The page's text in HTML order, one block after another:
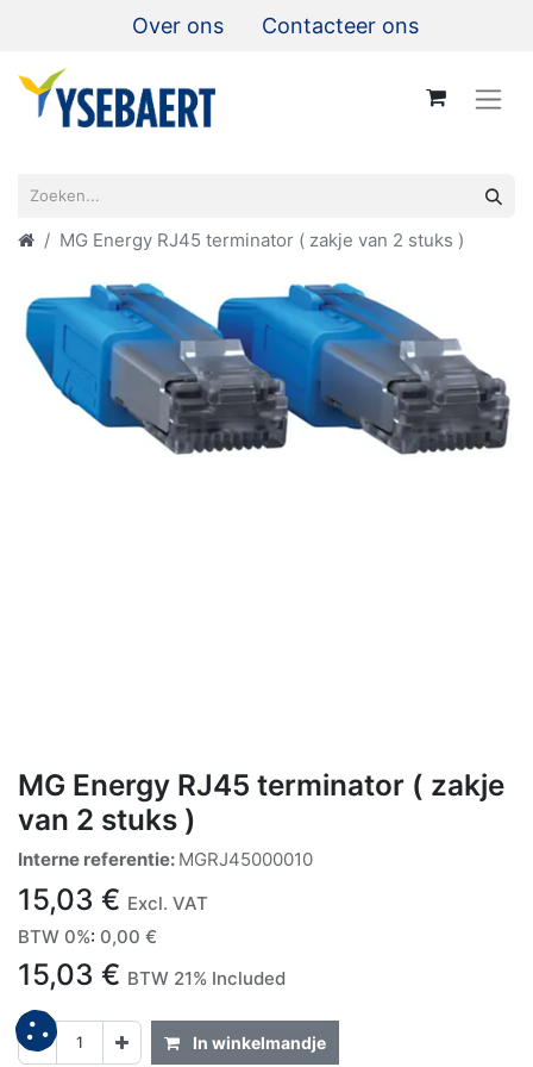
Over ons Contacteer ons
MG Energy RJ45 terminator ( zakje van 2 stuks )
MG Energy RJ45 terminator ( zakje
van 2 stuks )
Interne referentie: MGRJ45000010
15,03 € Excl. VAT
BTW 0%: 0,00 €
15,03 € BTW 21% Included
In winkelmandje